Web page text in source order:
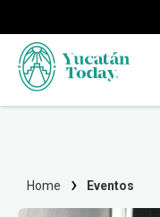
Home Eventos